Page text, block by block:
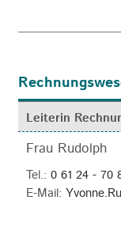
Leiterin
Frau Rudolph
Tel.: 0 61 24 - 70
E-Mail: